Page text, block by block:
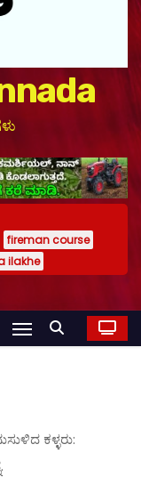
fireman course
ilakhe
ಕಳ್ಳರು: